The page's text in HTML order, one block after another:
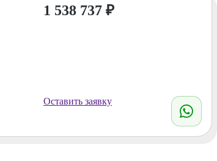
1 538 737 ₽
Оставить заявку